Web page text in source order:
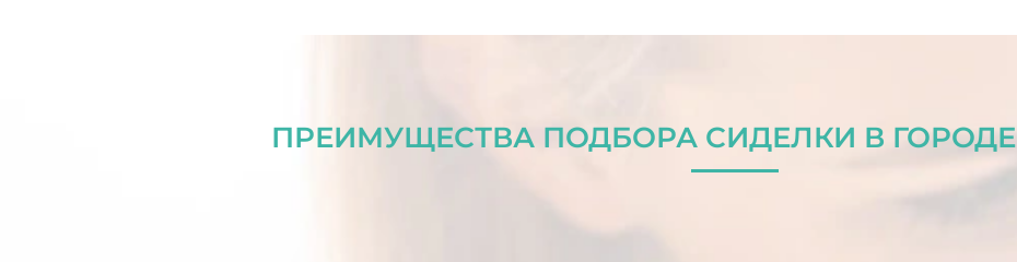
ПРЕИМУЩЕСТВА ПОДБОРА СИДЕЛКИ В ГОРОДЕ